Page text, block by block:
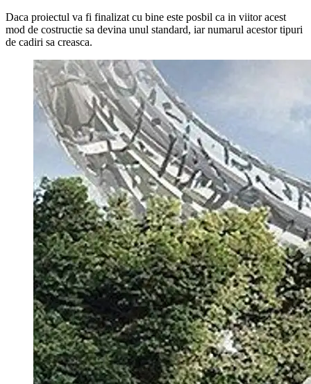
Daca proiectul va fi finalizat cu bine este posbil ca in viitor acest
mod de costructie sa devina unul standard, iar numarul acestor tipuri
de cadiri sa creasca.